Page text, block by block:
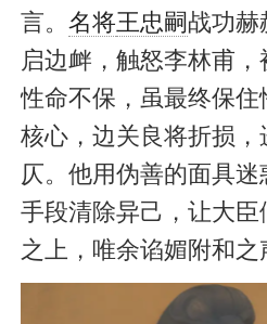
言。 名将王忠嗣战功赫
启边衅，触怒李林甫
性命不保，虽最终保
核心，边关良将折损，
仄。他用伪善的面具
手段清除异己，让大
之上，唯余谄媚附和之